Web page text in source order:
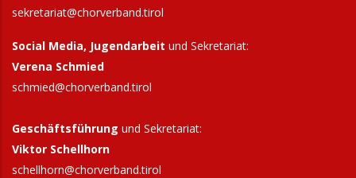
sekretariat@chorverband.tirol
Social Media, Jugendarbeit und Sekretariat:
Verena Schmied
schmied@chorverband.tirol
Geschäftsführung und Sekretariat:
Viktor Schellhorn
schellhorn@chorverband.tirol